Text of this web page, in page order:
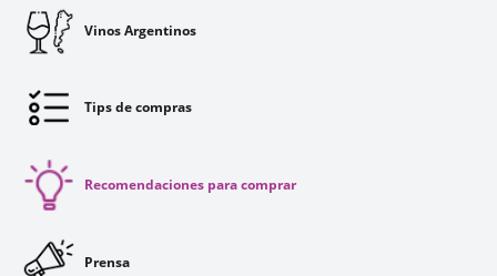
Vinos Argentinos
Tips de compras
Recomendaciones para comprar
Prensa